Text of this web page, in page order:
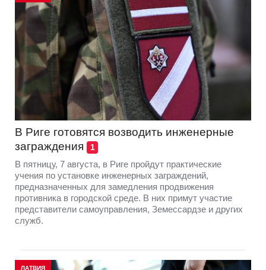
В Риге готовятся возводить инженерные
заграждения
1
В пятницу, 7 августа, в Риге пройдут практические
учения по установке инженерных заграждений,
предназначенных для замедления продвижения
противника в городской среде. В них примут участие
представители самоуправления, Земессардзе и других
служб.
ЛАТВИЯ